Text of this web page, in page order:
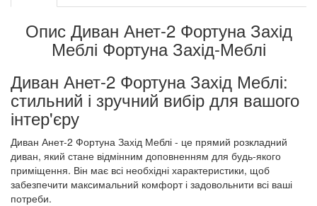
Опис Диван Анет-2 Фортуна Захід
Меблі Фортуна Захід-Меблі
Диван Анет-2 Фортуна Захід Меблі:
стильний і зручний вибір для вашого
інтер'єру
Диван Анет-2 Фортуна Захід Меблі - це прямий розкладний
диван, який стане відмінним доповненням для будь-якого
приміщення. Він має всі необхідні характеристики, щоб
забезпечити максимальний комфорт і задовольнити всі ваші
потреби.